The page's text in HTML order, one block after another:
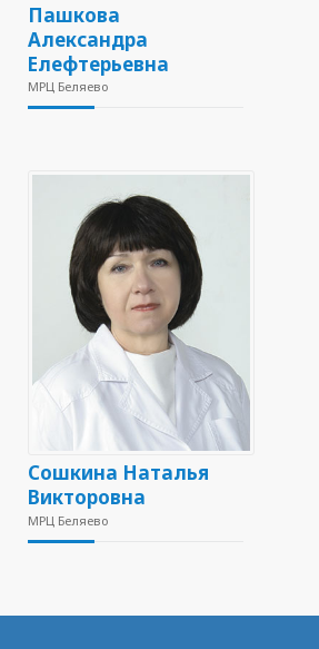
Пашкова
Александра
Елефтерьевна
МРЦ Беляево
Сошкина Наталья
Викторовна
МРЦ Беляево